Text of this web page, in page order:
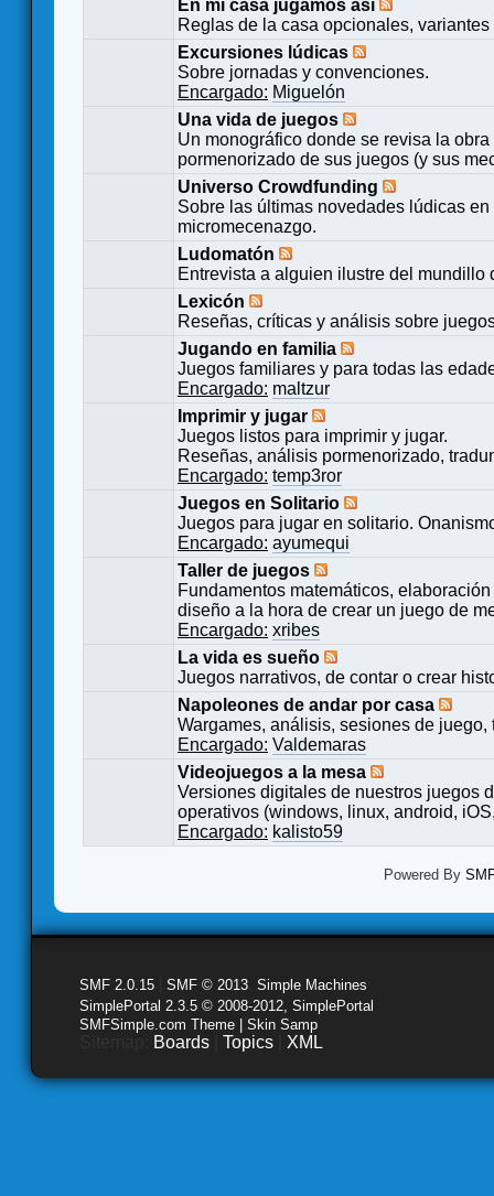
En mi casa jugamos así
Reglas de la casa opcionales,
Excursiones lúdicas
Sobre jornadas y convenciones.
Encargado: Miguelón
Una vida de juegos
Un monográfico donde se revisa la
pormenorizado de sus juegos (y sus
Universo Crowdfunding
Sobre las últimas novedades lúdicas
micromecenazgo.
Ludomatón
Entrevista a alguien ilustre del mundillo
Lexicón
Reseñas, críticas y análisis sobre
Jugando en familia
Juegos familiares y para todas las
Encargado: maltzur
Imprimir y jugar
Juegos listos para imprimir y jugar.
Reseñas, análisis pormenorizado,
Encargado: temp3ror
Juegos en Solitario
Juegos para jugar en solitario.
Encargado: ayumequi
Taller de juegos
Fundamentos matemáticos,
diseño a la hora de crear un juego de
Encargado: xribes
La vida es sueño
Juegos narrativos, de contar o crear
Napoleones de andar por casa
Wargames, análisis, sesiones de
Encargado: Valdemaras
Videojuegos a la mesa
Versiones digitales de nuestros juegos
operativos (windows, linux, android,
Encargado: kalisto59
Powered By
SMF 2.0.15 SMF © 2013 Simple Machines
SimplePortal 2.3.5 © 2008-2012, SimplePortal
SMFSimple.com Theme | Skin Samp
Boards Topics XML